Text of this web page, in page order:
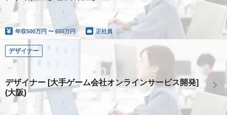
年収500万円 〜 650万円 正社員
デザイナー
デザイナー [大手ゲーム会社オンラインサービス開発]
(大阪)